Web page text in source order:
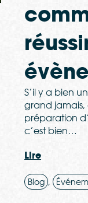
S’il y a bien
grand
préparation
c’est bien…
Lire
Blog ,